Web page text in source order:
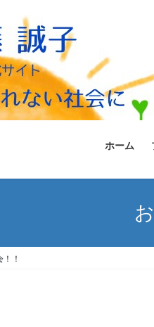
ホーム
！